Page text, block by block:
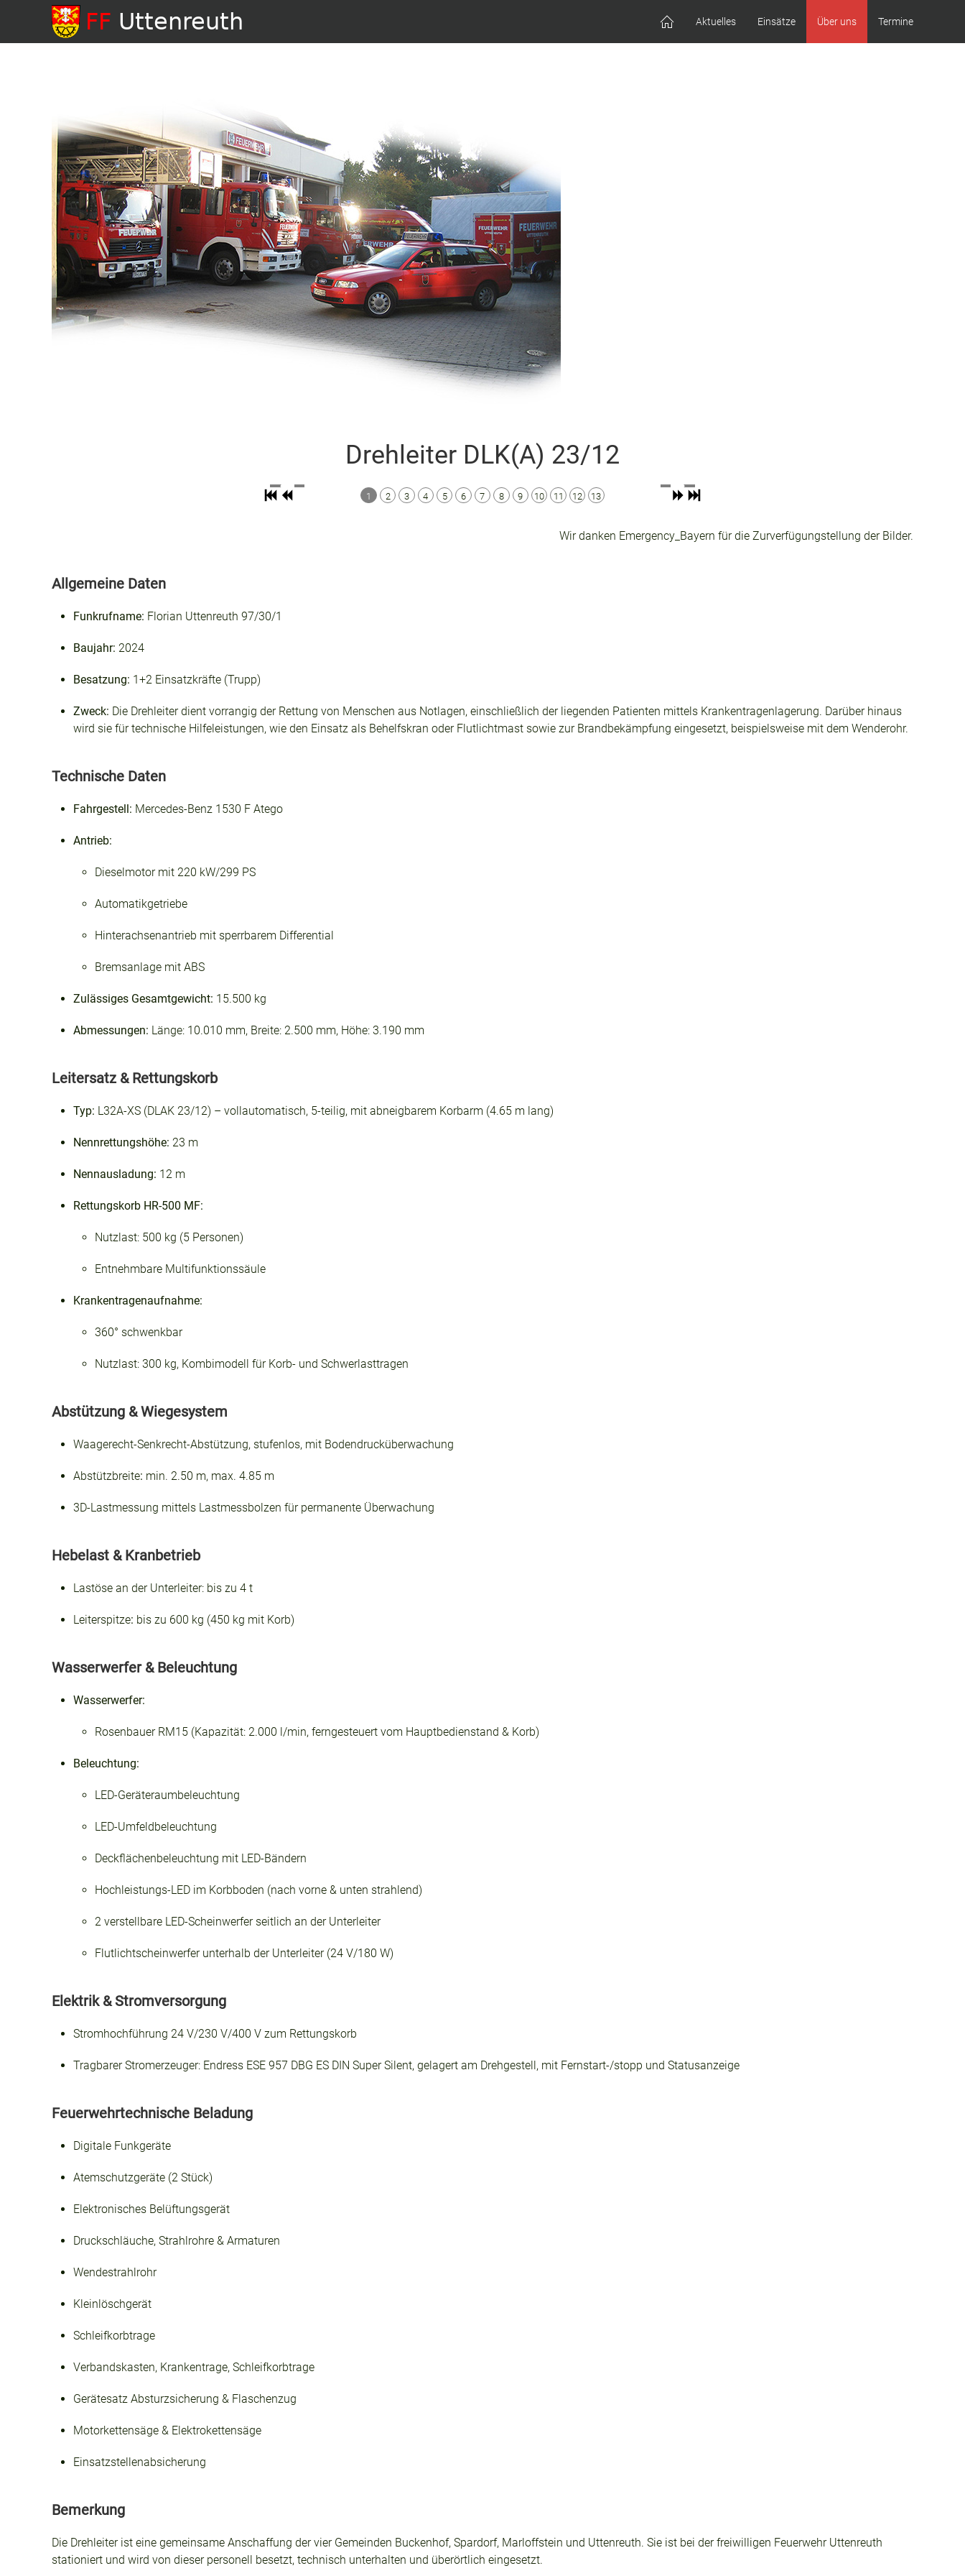
Aktuelles Einsätze Über uns Termine
Drehleiter DLK(A) 23/12
1 2 3 4 5 6 7 8 9 10 11 12 13
Wir danken Emergency_Bayern für die Zurverfügungstellung der Bilder.
Allgemeine Daten
Funkrufname: Florian Uttenreuth 97/30/1
Baujahr: 2024
Besatzung: 1+2 Einsatzkräfte (Trupp)
Zweck: Die Drehleiter dient vorrangig der Rettung von Menschen aus Notlagen, einschließlich der liegenden Patienten mittels Krankentragenlagerung. Darüber hinaus
wird sie für technische Hilfeleistungen, wie den Einsatz als Behelfskran oder Flutlichtmast sowie zur Brandbekämpfung eingesetzt, beispielsweise mit dem Wenderohr.
Technische Daten
Fahrgestell: Mercedes-Benz 1530 F Atego
Antrieb:
Dieselmotor mit 220 kW/299 PS
Automatikgetriebe
Hinterachsenantrieb mit sperrbarem Differential
Bremsanlage mit ABS
Zulässiges Gesamtgewicht: 15.500 kg
Abmessungen: Länge: 10.010 mm, Breite: 2.500 mm, Höhe: 3.190 mm
Leitersatz & Rettungskorb
Typ: L32A-XS (DLAK 23/12) – vollautomatisch, 5-teilig, mit abneigbarem Korbarm (4.65 m lang)
Nennrettungshöhe: 23 m
Nennausladung: 12 m
Rettungskorb HR-500 MF:
Nutzlast: 500 kg (5 Personen)
Entnehmbare Multifunktionssäule
Krankentragenaufnahme:
360° schwenkbar
Nutzlast: 300 kg, Kombimodell für Korb- und Schwerlasttragen
Abstützung & Wiegesystem
Waagerecht-Senkrecht-Abstützung, stufenlos, mit Bodendrucküberwachung
Abstützbreite: min. 2.50 m, max. 4.85 m
3D-Lastmessung mittels Lastmessbolzen für permanente Überwachung
Hebelast & Kranbetrieb
Lastöse an der Unterleiter: bis zu 4 t
Leiterspitze: bis zu 600 kg (450 kg mit Korb)
Wasserwerfer & Beleuchtung
Wasserwerfer:
Rosenbauer RM15 (Kapazität: 2.000 l/min, ferngesteuert vom Hauptbedienstand & Korb)
Beleuchtung:
LED-Geräteraumbeleuchtung
LED-Umfeldbeleuchtung
Deckflächenbeleuchtung mit LED-Bändern
Hochleistungs-LED im Korbboden (nach vorne & unten strahlend)
2 verstellbare LED-Scheinwerfer seitlich an der Unterleiter
Flutlichtscheinwerfer unterhalb der Unterleiter (24 V/180 W)
Elektrik & Stromversorgung
Stromhochführung 24 V/230 V/400 V zum Rettungskorb
Tragbarer Stromerzeuger: Endress ESE 957 DBG ES DIN Super Silent, gelagert am Drehgestell, mit Fernstart-/stopp und Statusanzeige
Feuerwehrtechnische Beladung
Digitale Funkgeräte
Atemschutzgeräte (2 Stück)
Elektronisches Belüftungsgerät
Druckschläuche, Strahlrohre & Armaturen
Wendestrahlrohr
Kleinlöschgerät
Schleifkorbtrage
Verbandskasten, Krankentrage, Schleifkorbtrage
Gerätesatz Absturzsicherung & Flaschenzug
Motorkettensäge & Elektrokettensäge
Einsatzstellenabsicherung
Bemerkung
Die Drehleiter ist eine gemeinsame Anschaffung der vier Gemeinden Buckenhof, Spardorf, Marloffstein und Uttenreuth. Sie ist bei der freiwilligen Feuerwehr Uttenreuth
stationiert und wird von dieser personell besetzt, technisch unterhalten und überörtlich eingesetzt.